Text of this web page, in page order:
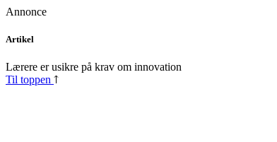
Annonce
Skip
content
Artikel
Lærere er usikre på krav om innovation
Til toppen